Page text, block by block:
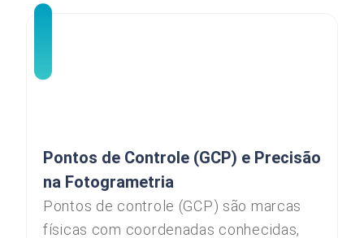
Pontos de Controle (GCP) e Precisão
na Fotogrametria
Pontos de controle (GCP) são marcas
físicas com coordenadas conhecidas,